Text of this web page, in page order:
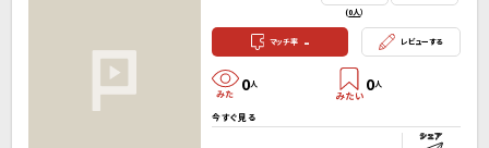
(0人）
マッチ率 - レビューする
0人 0人
今すぐ見る